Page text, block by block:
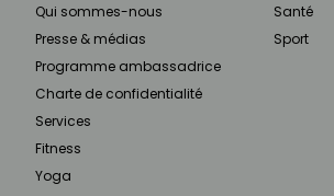
Qui sommes-nous
Presse & médias
Programme ambassadrice
Charte de confidentialité
Services
Fitness
Yoga
Santé
Sport